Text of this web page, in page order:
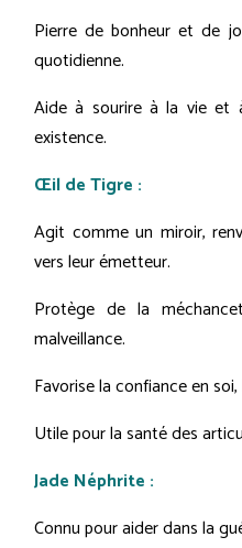
Pierre de bonheur et de
quotidienne.
Aide à sourire à la vie et
existence.
Œil de Tigre :
Agit comme un miroir,
vers leur émetteur.
Protège de la
malveillance.
Favorise la confiance en
Utile pour la santé des
Jade Néphrite :
Connu pour aider dans la